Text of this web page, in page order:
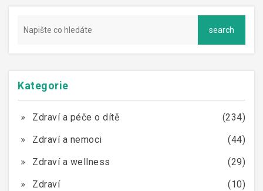
Kategorie
Zdraví a péče o dítě
(234)
Zdraví a nemoci
(44)
Zdraví a wellness
(29)
Zdraví
(10)